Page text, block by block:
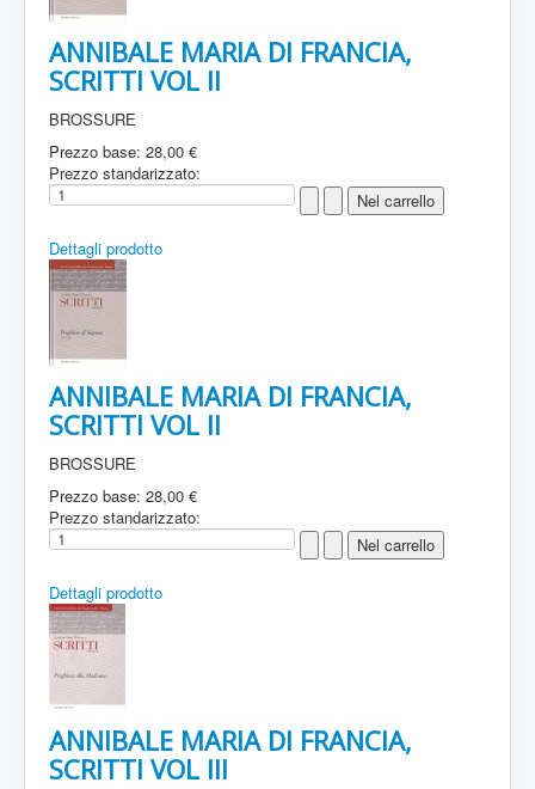
ANNIBALE MARIA DI FRANCIA,
SCRITTI VOL II
BROSSURE
Prezzo base: 28,00 €
Prezzo standarizzato:
Dettagli prodotto
ANNIBALE MARIA DI FRANCIA,
SCRITTI VOL II
BROSSURE
Prezzo base: 28,00 €
Prezzo standarizzato:
Dettagli prodotto
ANNIBALE MARIA DI FRANCIA,
SCRITTI VOL III